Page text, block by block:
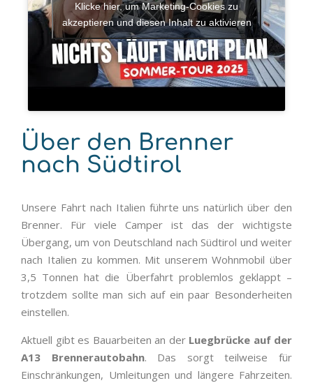
Klicke hier, um Marketing-Cookies zu
akzeptieren und diesen Inhalt zu aktivieren
Über den Brenner
nach Südtirol
Unsere Fahrt nach Italien führte uns natürlich über den
Brenner. Für viele Camper ist das der wichtigste
Übergang, um von Deutschland nach Südtirol und weiter
nach Italien zu kommen. Mit unserem Wohnmobil über
3,5 Tonnen hat die Überfahrt problemlos geklappt –
trotzdem sollte man sich auf ein paar Besonderheiten
einstellen.
Aktuell gibt es Bauarbeiten an der Luegbrücke auf der
A13 Brennerautobahn. Das sorgt teilweise für
Einschränkungen, Umleitungen und längere Fahrzeiten.